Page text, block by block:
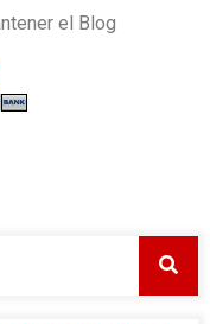
el Blog